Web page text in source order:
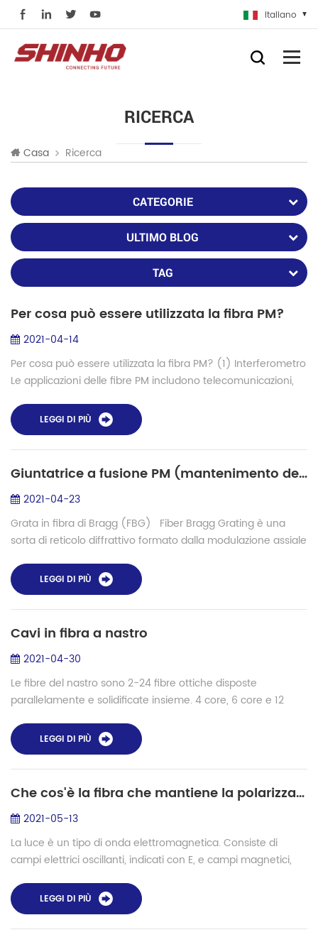
Italiano
RICERCA
Casa Ricerca
CATEGORIE
ULTIMO BLOG
TAG
Per cosa può essere utilizzata la fibra PM?
2021-04-14
Per cosa può essere utilizzata la fibra PM? (1) Interferometro
Le applicazioni delle fibre PM includono telecomunicazioni,
nell'utilizzare ...
LEGGI DI PIÙ
Giuntatrice a fusione PM (mantenimento della polarizzazione) nella produzione di reticolo in fibra di Bragg (FBG)
2021-04-23
Grata in fibra di Bragg (FBG) Fiber Bragg Grating è una
sorta di reticolo diffrattivo formato dalla modulazione assiale
in un c...LEGGI DI PIÙ
Cavi in ​​fibra a nastro
2021-04-30
Le fibre del nastro sono 2-24 fibre ottiche disposte
parallelamente e solidificate insieme. 4 core, 6 core e 12
di cavi in ​​fibra a n...
LEGGI DI PIÙ
Che cos'è la fibra che mantiene la polarizzazione?
2021-05-13
La luce è un tipo di onda elettromagnetica. Consiste di
campi elettrici oscillanti, indicati con E, e campi magnetici,
studiando il suo campo ...
LEGGI DI PIÙ